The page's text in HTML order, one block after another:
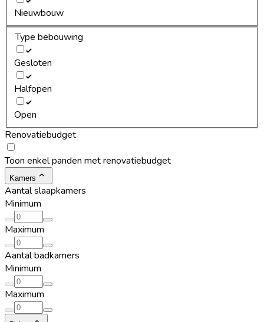
Nieuwbouw
Type bebouwing
Gesloten
Halfopen
Open
Renovatiebudget
Toon enkel panden met renovatiebudget
Kamers
Aantal slaapkamers
Minimum
Maximum
Aantal badkamers
Minimum
Maximum